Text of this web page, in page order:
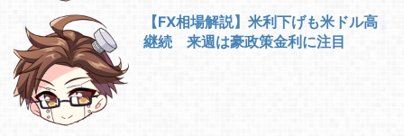
【FX相場解説】米利下げも米ドル高
継続 来週は豪政策金利に注目